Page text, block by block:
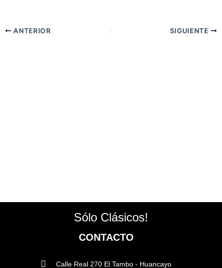
ANTERIOR SIGUIENTE
Sólo Clásicos!
CONTACTO
Calle Real 270 El Tambo - Huancayo